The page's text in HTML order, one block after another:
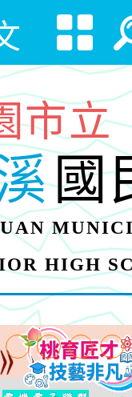
市立
國
HIGH